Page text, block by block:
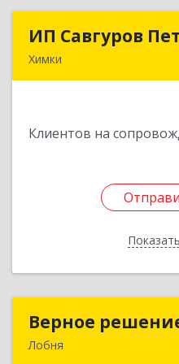
ИП Савгуров
Химки
Клиентов на
ИП
Верное
Лобня